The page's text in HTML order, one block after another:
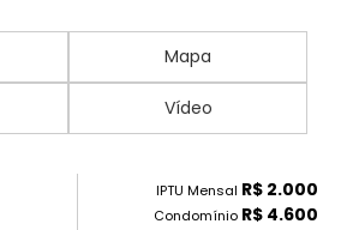
Mapa
Vídeo
IPTU Mensal R$ 2.000
Condomínio R$ 4.600